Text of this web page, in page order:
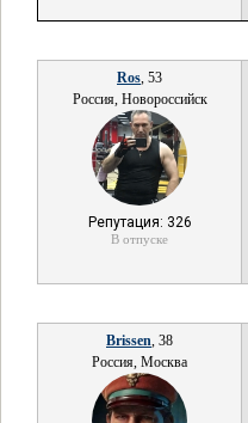
Ros, 53
Россия, Новороссийск
Репутация: 326
В отпуске
Brissen, 38
Россия, Москва